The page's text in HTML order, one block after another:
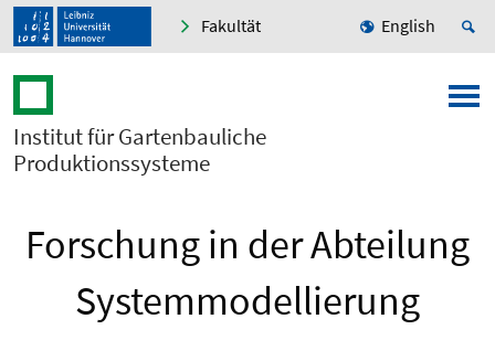
Fakultät English
Institut für Gartenbauliche
Produktionssysteme
Forschung in der Abteilung
Systemmodellierung